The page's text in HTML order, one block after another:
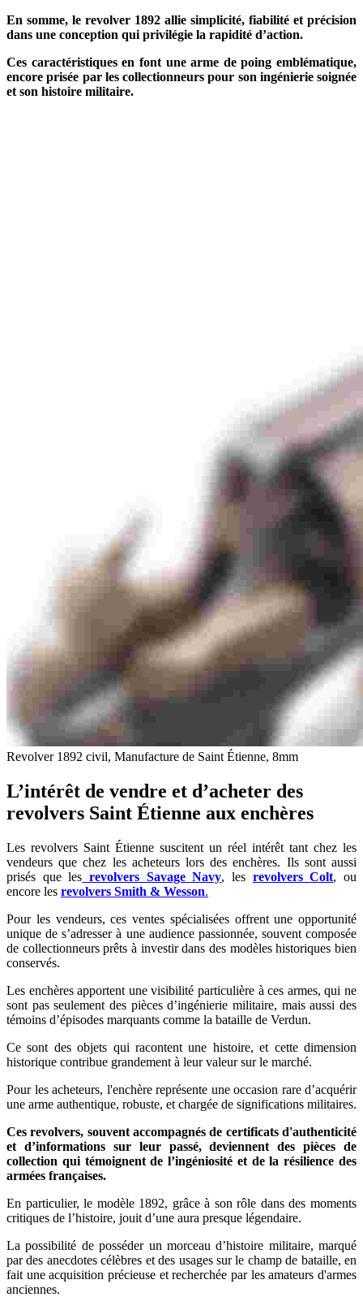
En somme, le revolver 1892 allie simplicité, fiabilité et précision
dans une conception qui privilégie la rapidité d’action.
Ces caractéristiques en font une arme de poing emblématique,
encore prisée par les collectionneurs pour son ingénierie soignée
et son histoire militaire.
Revolver 1892 civil, Manufacture de Saint Étienne, 8mm
L’intérêt de vendre et d’acheter des
revolvers Saint Étienne aux enchères
Les revolvers Saint Étienne suscitent un réel intérêt tant chez les
vendeurs que chez les acheteurs lors des enchères. Ils sont aussi
prisés que les revolvers Savage Navy, les revolvers Colt, ou
encore les revolvers Smith & Wesson.
Pour les vendeurs, ces ventes spécialisées offrent une opportunité
unique de s’adresser à une audience passionnée, souvent composée
de collectionneurs prêts à investir dans des modèles historiques bien
conservés.
Les enchères apportent une visibilité particulière à ces armes, qui ne
sont pas seulement des pièces d’ingénierie militaire, mais aussi des
témoins d’épisodes marquants comme la bataille de Verdun.
Ce sont des objets qui racontent une histoire, et cette dimension
historique contribue grandement à leur valeur sur le marché.
Pour les acheteurs, l'enchère représente une occasion rare d’acquérir
une arme authentique, robuste, et chargée de significations militaires.
Ces revolvers, souvent accompagnés de certificats d'authenticité
et d’informations sur leur passé, deviennent des pièces de
collection qui témoignent de l’ingéniosité et de la résilience des
armées françaises.
En particulier, le modèle 1892, grâce à son rôle dans des moments
critiques de l’histoire, jouit d’une aura presque légendaire.
La possibilité de posséder un morceau d’histoire militaire, marqué
par des anecdotes célèbres et des usages sur le champ de bataille, en
fait une acquisition précieuse et recherchée par les amateurs d'armes
anciennes.